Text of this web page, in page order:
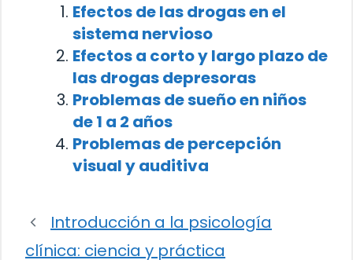
Efectos de las drogas en el
sistema nervioso
Efectos a corto y largo plazo de
las drogas depresoras
Problemas de sueño en niños
de 1 a 2 años
Problemas de percepción
visual y auditiva
Introducción a la psicología
clínica: ciencia y práctica